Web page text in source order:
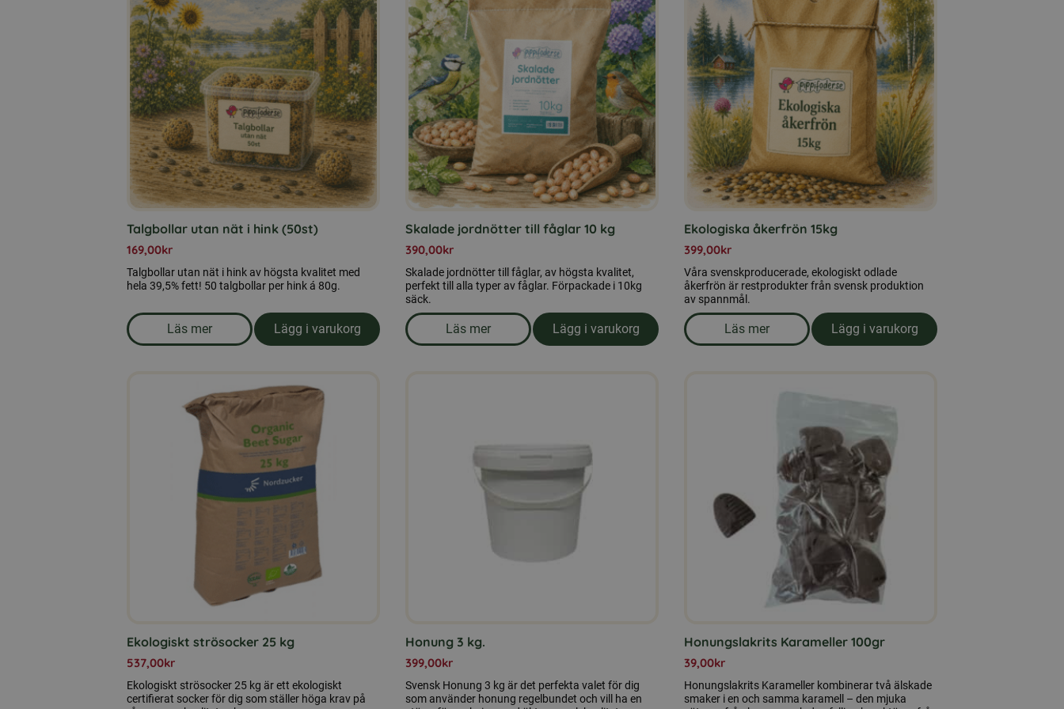
Talgbollar utan nät i hink (50st)
169,00kr
Talgbollar utan nät i hink av högsta kvalitet med
hela 39,5% fett! 50 talgbollar per hink á 80g.
Läs mer
om produkten Talgbollar utan nät i hink (50st)
Lägg i varukorg
Skalade jordnötter till fåglar 10 kg
390,00kr
Skalade jordnötter till fåglar, av högsta kvalitet,
perfekt till alla typer av fåglar. Förpackade i 10kg
säck.
Läs mer
om produkten Skalade jordnötter till fåglar 10 kg
Lägg i varukorg
Ekologiska åkerfrön 15kg
399,00kr
Våra svenskproducerade, ekologiskt odlade
åkerfrön är restprodukter från svensk produktion
av spannmål.
Läs mer
om produkten Ekologiska åkerfrön 15kg
Lägg i varukorg
Ekologiskt strösocker 25 kg
537,00kr
Ekologiskt strösocker 25 kg är ett ekologiskt
certifierat socker för dig som ställer höga krav på
Honung 3 kg.
399,00kr
Svensk Honung 3 kg är det perfekta valet för dig
som använder honung regelbundet och vill ha en
Honungslakrits Karameller 100gr
39,00kr
Honungslakrits Karameller kombinerar två älskade
smaker i en och samma karamell – den mjuka